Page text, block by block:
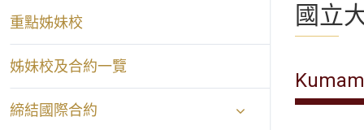
重點姊妹校
姊妹校及合約一覽
締結國際合約
國立